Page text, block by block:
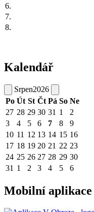
6.
7.
8.
Kalendář
Srpen2026
Po Út St Čt Pá So Ne
27 28 29 30 31 1
2
3
4 5 6 7 8
9
10 11 12 13 14 15 16
17 18 19 20 21 22 23
24 25 26 27 28 29 30
31 1 2 3 4 5 6
Mobilní aplikace